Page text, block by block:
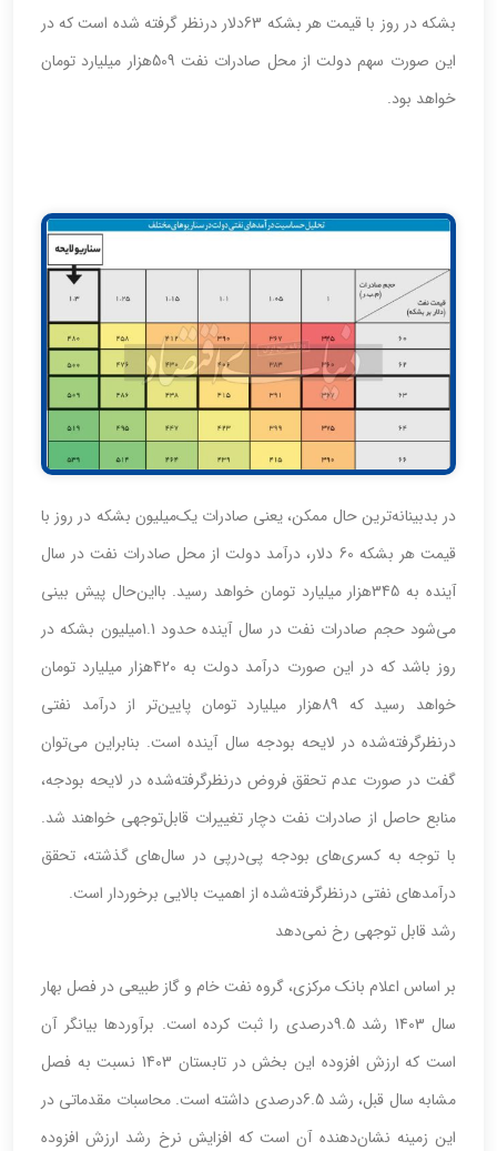
بشکه در روز با قیمت هر بشکه 63دلار درنظر گرفته شده است که در
این صورت سهم دولت از محل صادرات نفت 509هزار میلیارد تومان
خواهد بود.
در بدبینانه‌ترین حال ممکن، یعنی صادرات یک‌میلیون بشکه در روز با
قیمت هر بشکه 60 دلار، درآمد دولت از محل صادرات نفت در سال
آینده به 345هزار میلیارد تومان خواهد رسید. با‌این‌حال پیش بینی
می‌شود حجم صادرات نفت در سال آینده حدود 1.1میلیون بشکه در
روز باشد که در این صورت درآمد دولت به 420هزار میلیارد تومان
خواهد رسید که 89هزار میلیارد تومان پایین‌تر از درآمد نفتی
در‌نظر‌گرفته‌شده در لایحه بودجه سال آینده است. بنابراین می‌توان
گفت در صورت عدم تحقق فروض درنظرگرفته‌شده در لایحه بودجه،
منابع حاصل از صادرات نفت دچار تغییرات قابل‌توجهی خواهند شد.
با توجه به کسری‌های بودجه پی‌در‌پی در سال‌های گذشته، تحقق
درآمدهای نفتی در‌نظر‌گرفته‌شده از اهمیت بالایی برخوردار است.
رشد قابل توجهی رخ نمی‌دهد
بر اساس اعلام بانک مرکزی، گروه نفت خام و گاز طبیعی در فصل بهار
سال 1403 رشد 9.5درصدی را ثبت کرده است. برآوردها بیانگر آن
است که ارزش افزوده این بخش در تابستان 1403 نسبت به فصل
مشابه سال قبل، رشد 6.5درصدی داشته است. محاسبات مقدماتی در
این زمینه نشان‌دهنده آن است که افزایش نرخ رشد ارزش افزوده